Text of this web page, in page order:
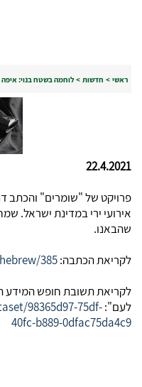
ראשי > חדשות > לוחמה בשטח בנוי: איפה
22.4.2021
פרויקט של "שומרים" והכתב
אירועי ירי במדינת ישראל.
שהבאנו.
לקריאת הכתבה:385
לקריאת תשובת חופש
לעם":98365d97-75df-
40fc-b889-0dfac75da4c9